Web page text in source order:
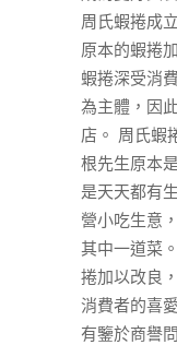
周氏蝦捲成
原本的蝦捲
蝦捲深受消
為主體，因
店。 周氏蝦
根先生原本
是天天都有
營小吃生意
其中一道菜
捲加以改良
消費者的喜
有鑒於商譽